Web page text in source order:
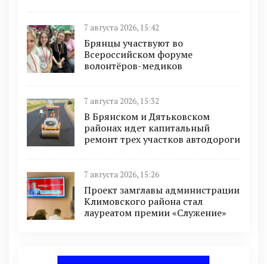
7 августа 2026, 15:42
Брянцы участвуют во
Всероссийском форуме
волонтёров-медиков
7 августа 2026, 15:32
В Брянском и Дятьковском
районах идет капитальный
ремонт трех участков автодороги
7 августа 2026, 15:26
Проект замглавы администрации
Климовского района стал
лауреатом премии «Служение»